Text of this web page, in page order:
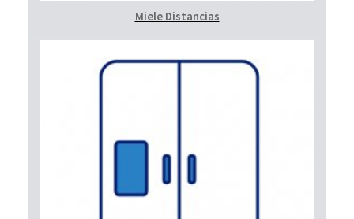
Miele Distancias